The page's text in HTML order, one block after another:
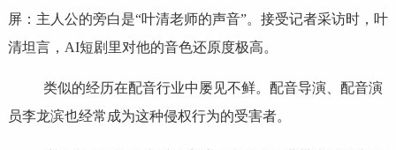
屏：主人公的旁白是“叶清老师的声音”。接受记者采访时，叶
清坦言，AI短剧里对他的音色还原度极高。
类似的经历在配音行业中屡见不鲜。配音导演、配音演
员李龙滨也经常成为这种侵权行为的受害者。